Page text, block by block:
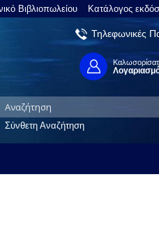
Βιβλιοπωλείου Κατάλογος
Τηλεφωνικές
Σύνθετη Αναζήτηση